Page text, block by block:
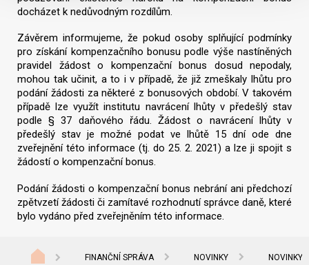
docházet k nedůvodným rozdílům.
Závěrem informujeme, že pokud osoby splňující podmínky
pro získání kompenzačního bonusu podle výše nastíněných
pravidel žádost o kompenzační bonus dosud nepodaly,
mohou tak učinit, a to i v případě, že již zmeškaly lhůtu pro
podání žádosti za některé z bonusových období. V takovém
případě lze využít institutu navrácení lhůty v předešlý stav
podle § 37 daňového řádu. Žádost o navrácení lhůty v
předešlý stav je možné podat ve lhůtě 15 dní ode dne
zveřejnění této informace (tj. do 25. 2. 2021) a lze ji spojit s
žádostí o kompenzační bonus.
Podání žádosti o kompenzační bonus nebrání ani předchozí
zpětvzetí žádosti či zamítavé rozhodnutí správce daně, které
bylo vydáno před zveřejněním této informace.
FINANČNÍ SPRÁVA NOVINKY NOVINKY